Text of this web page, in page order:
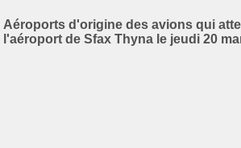
Aéroports d'origine des avions qui
l'aéroport de Sfax Thyna le jeudi 20